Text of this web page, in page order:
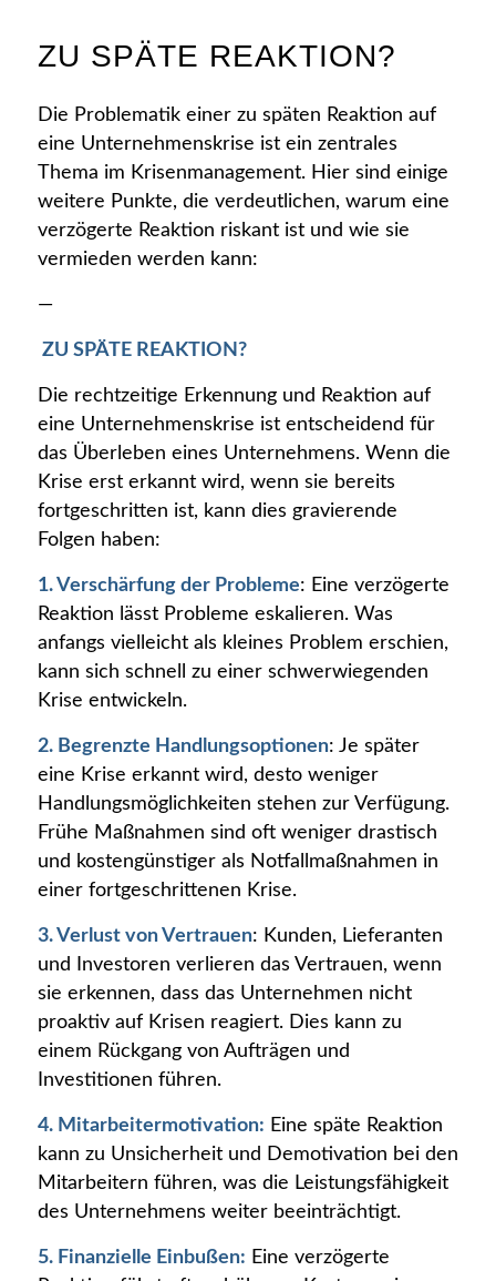
ZU SPÄTE REAKTION?
Die Problematik einer zu späten Reaktion auf
eine Unternehmenskrise ist ein zentrales
Thema im Krisenmanagement. Hier sind einige
weitere Punkte, die verdeutlichen, warum eine
verzögerte Reaktion riskant ist und wie sie
vermieden werden kann:
—
ZU SPÄTE REAKTION?
Die rechtzeitige Erkennung und Reaktion auf
eine Unternehmenskrise ist entscheidend für
das Überleben eines Unternehmens. Wenn die
Krise erst erkannt wird, wenn sie bereits
fortgeschritten ist, kann dies gravierende
Folgen haben:
1. Verschärfung der Probleme: Eine verzögerte
Reaktion lässt Probleme eskalieren. Was
anfangs vielleicht als kleines Problem erschien,
kann sich schnell zu einer schwerwiegenden
Krise entwickeln.
2. Begrenzte Handlungsoptionen: Je später
eine Krise erkannt wird, desto weniger
Handlungsmöglichkeiten stehen zur Verfügung.
Frühe Maßnahmen sind oft weniger drastisch
und kostengünstiger als Notfallmaßnahmen in
einer fortgeschrittenen Krise.
3. Verlust von Vertrauen: Kunden, Lieferanten
und Investoren verlieren das Vertrauen, wenn
sie erkennen, dass das Unternehmen nicht
proaktiv auf Krisen reagiert. Dies kann zu
einem Rückgang von Aufträgen und
Investitionen führen.
4. Mitarbeitermotivation: Eine späte Reaktion
kann zu Unsicherheit und Demotivation bei den
Mitarbeitern führen, was die Leistungsfähigkeit
des Unternehmens weiter beeinträchtigt.
5. Finanzielle Einbußen: Eine verzögerte